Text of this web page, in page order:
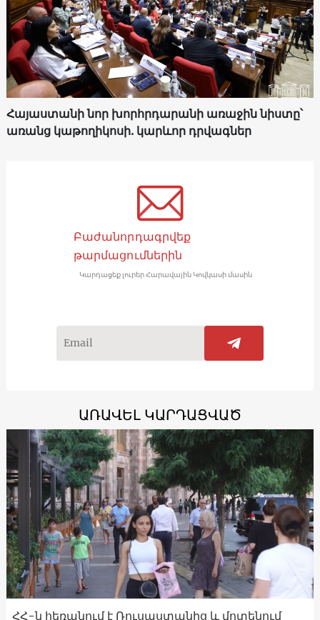
Հայաստանի նոր խորհրդարանի առաջին նիստը՝
առանց կաթողիկոսի. կարևոր դրվագներ
Բաժանորդագրվեք
թարմացումներին
Կարդացեք լուրեր Հարավային Կովկասի մասին
ԱՌԱՎԵԼ ԿԱՐԴԱՑՎԱԾ
ՀՀ-ն հեռանում է Ռուսաստանից և մոտենում